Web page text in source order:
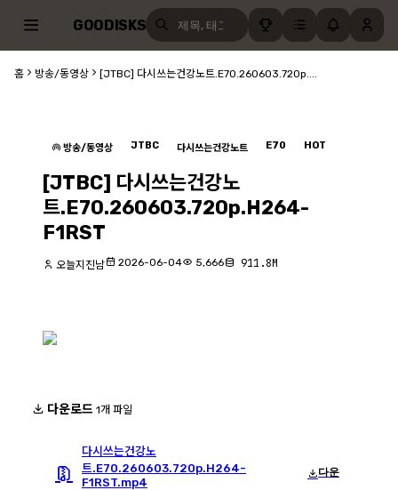
GOODISKS
홈 방송/동영상 [JTBC] 다시쓰는건강노트.E70.260603.720p....
방송/동영상 JTBC 다시쓰는건강노트 E70 HOT
[JTBC] 다시쓰는건강노
트.E70.260603.720p.H264-
F1RST
오늘지진남 2026-06-04 5,666 911.8M
다운로드 1개 파일
다시쓰는건강노
트.E70.260603.720p.H264-
F1RST.mp4
다운